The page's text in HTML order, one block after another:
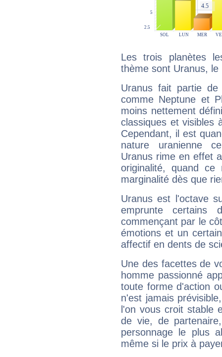
Les trois planètes
thème sont Uranus, le
Uranus fait partie
comme Neptune et
moins nettement
classiques et visibles
Cependant, il est
nature uranienne
Uranus rime en effet
originalité, quand ce
marginalité dès que
Uranus est l'octave
emprunte
commençant par le
émotions et un
affectif en dents de
Une des facettes de
homme passionné
toute forme d'action
n'est jamais
l'on vous croit stable
de vie, de
personnage le plus
même si le prix à